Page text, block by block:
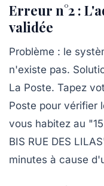
Erreur n°2 :
validée
Problème : le
n'existe pas.
La Poste. Tapez
Poste pour vérifier
vous habitez au
BIS RUE DES
minutes à cause